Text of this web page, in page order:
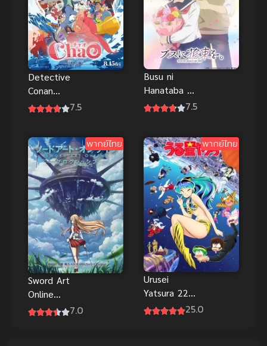
Detective
Conan
Episode
โคนัน คดี
พิพิธภัณฑ์สัตว์
น้ำของคุโด้ ชิ
นอิจิ พากย์
ไทย
7.5
Busu ni
Hanataba wo
ช่อดอกไม้แด่7.5
พากย์ไทย
Sword Art
Online
Progressive7.0
พากย์ไทย
Urusei
Yatsura 22
ลามู ทรามวัย25.0